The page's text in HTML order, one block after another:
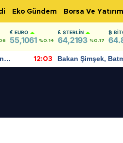
Eko Gündem Borsa Ve Yatırım
EURO
55,1061 %0.14
STERLIN
64,2193 %0.17
12:03
Bakan Şimşek,
için umut verici